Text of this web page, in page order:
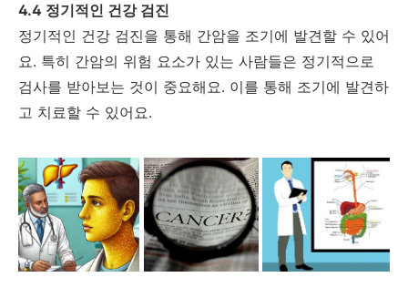
4.4 정기적인 건강 검진
정기적인 건강 검진을 통해 간암을 조기에 발견할 수 있어
요. 특히 간암의 위험 요소가 있는 사람들은 정기적으로
검사를 받아보는 것이 중요해요. 이를 통해 조기에 발견하
고 치료할 수 있어요.